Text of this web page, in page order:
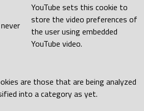
never
YouTube sets this cookie to
store the video preferences of
the user using embedded
YouTube video.
are those that are being analyzed
into a category as yet.